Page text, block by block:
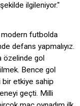
ilgileniyor."
modern futbolda
defans yapmalıyız.
özelinde gol
Bence gol
bir etkiye sahip
geçti. Milli